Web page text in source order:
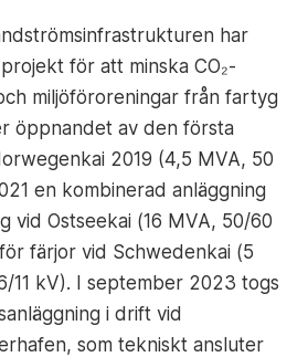
har
för att minska CO₂-
miljöföroreningar från fartyg
öppnandet av den första
2019 (4,5 MVA, 50
en kombinerad anläggning
vid Ostseekai (16 MVA, 50/60
färjor vid Schwedenkai (5
11 kV). I september 2023 togs
i drift vid
som tekniskt ansluter